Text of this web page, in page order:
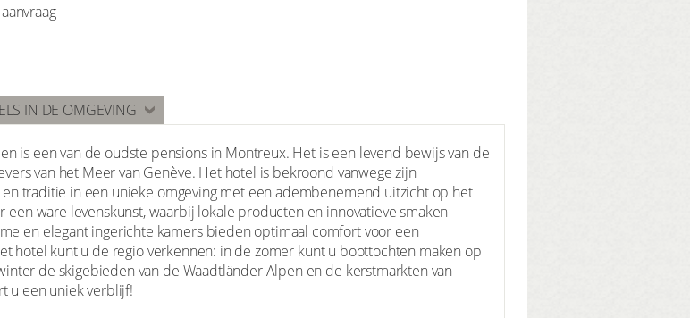
IN DE OMGEVING
is een van de oudste pensions in Montreux. Het is een levend bewijs van de
van het Meer van Genève. Het hotel is bekroond vanwege zijn
traditie in een unieke omgeving met een adembenemend uitzicht op het
ware levenskunst, waarbij lokale producten en innovatieve smaken
en elegant ingerichte kamers bieden optimaal comfort voor een
hotel kunt u de regio verkennen: in de zomer kunt u boottochten maken op
de skigebieden van de Waadtländer Alpen en de kerstmarkten van
u een uniek verblijf!